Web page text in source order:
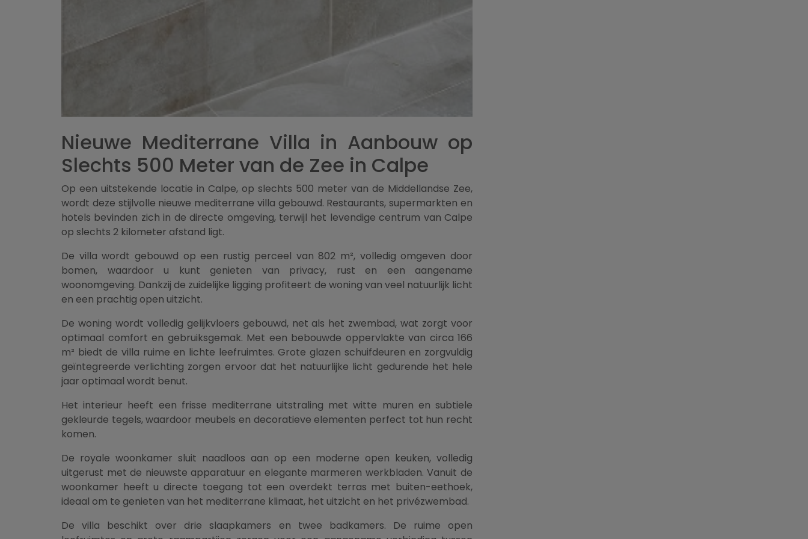
Nieuwe Mediterrane Villa in Aanbouw op
Slechts 500 Meter van de Zee in Calpe
Op een uitstekende locatie in Calpe, op slechts 500 meter van de Middellandse Zee,
wordt deze stijlvolle nieuwe mediterrane villa gebouwd. Restaurants, supermarkten en
hotels bevinden zich in de directe omgeving, terwijl het levendige centrum van Calpe
op slechts 2 kilometer afstand ligt.
De villa wordt gebouwd op een rustig perceel van 802 m², volledig omgeven door
bomen, waardoor u kunt genieten van privacy, rust en een aangename
woonomgeving. Dankzij de zuidelijke ligging profiteert de woning van veel natuurlijk licht
en een prachtig open uitzicht.
De woning wordt volledig gelijkvloers gebouwd, net als het zwembad, wat zorgt voor
optimaal comfort en gebruiksgemak. Met een bebouwde oppervlakte van circa 166
m² biedt de villa ruime en lichte leefruimtes. Grote glazen schuifdeuren en zorgvuldig
geïntegreerde verlichting zorgen ervoor dat het natuurlijke licht gedurende het hele
jaar optimaal wordt benut.
Het interieur heeft een frisse mediterrane uitstraling met witte muren en subtiele
gekleurde tegels, waardoor meubels en decoratieve elementen perfect tot hun recht
komen.
De royale woonkamer sluit naadloos aan op een moderne open keuken, volledig
uitgerust met de nieuwste apparatuur en elegante marmeren werkbladen. Vanuit de
woonkamer heeft u directe toegang tot een overdekt terras met buiten-eethoek,
ideaal om te genieten van het mediterrane klimaat, het uitzicht en het privézwembad.
De villa beschikt over drie slaapkamers en twee badkamers. De ruime open